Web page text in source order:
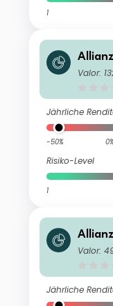
1
nz
Valor:
Jährliche
-50%
Risiko-Level
1
nz
Valor:
Jährliche